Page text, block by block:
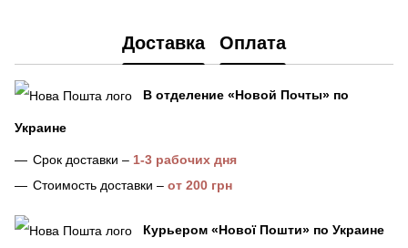
Доставка Оплата
В отделение «Новой Почты» по
Украине
Срок доставки – 1-3 рабочих дня
Стоимость доставки – от 200 грн
Курьером «Нової Пошти» по Украине